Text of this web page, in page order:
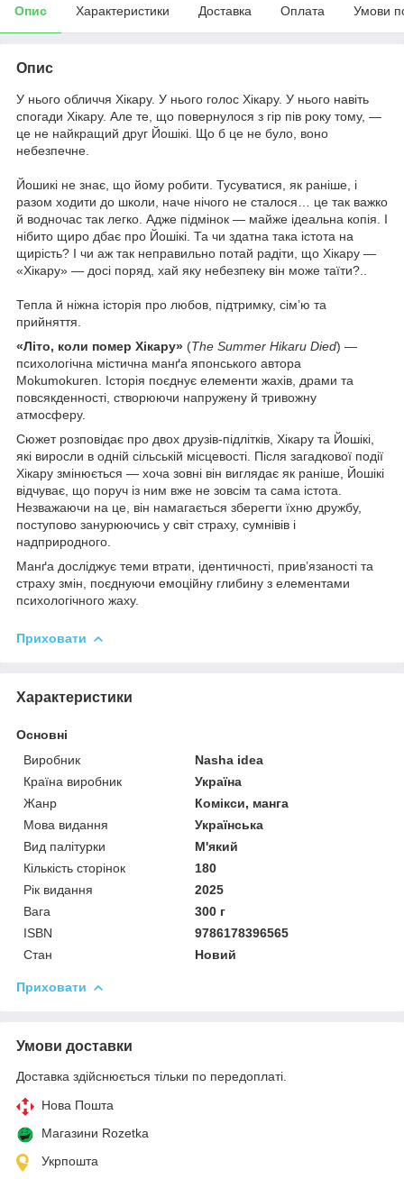
Опис Характеристики Доставка Оплата Умови
Опис
У нього обличчя Хікару. У нього голос Хікару. У нього навіть
спогади Хікару. Але те, що повернулося з гір пів року тому, —
це не найкращий друг Йошікі. Що б це не було, воно
небезпечне.
Йошикі не знає, що йому робити. Тусуватися, як раніше, і
разом ходити до школи, наче нічого не сталося… це так важко
й водночас так легко. Адже підмінок — майже ідеальна копія. І
нібито щиро дбає про Йошікі. Та чи здатна така істота на
щирість? І чи аж так неправильно потай радіти, що Хікару —
«Хікару» — досі поряд, хай яку небезпеку він може таїти?..
Тепла й ніжна історія про любов, підтримку, сім’ю та
прийняття.
«Літо, коли помер Хікару» (The Summer Hikaru Died) —
психологічна містична манґа японського автора
Mokumokuren. Історія поєднує елементи жахів, драми та
повсякденності, створюючи напружену й тривожну
атмосферу.
Сюжет розповідає про двох друзів-підлітків, Хікару та Йошікі,
які виросли в одній сільській місцевості. Після загадкової події
Хікару змінюється — хоча зовні він виглядає як раніше, Йошікі
відчуває, що поруч із ним вже не зовсім та сама істота.
Незважаючи на це, він намагається зберегти їхню дружбу,
поступово занурюючись у світ страху, сумнівів і
надприродного.
Манґа досліджує теми втрати, ідентичності, прив’язаності та
страху змін, поєднуючи емоційну глибину з елементами
психологічного жаху.
Приховати
Характеристики
Основні
Виробник
Nasha idea
Країна виробник
Україна
Жанр
Комікси, манга
Мова видання
Українська
Вид палітурки
М'який
Кількість сторінок
180
Рік видання
2025
Вага
300 г
ISBN
9786178396565
Стан
Новий
Приховати
Умови доставки
Доставка здійснюється тільки по передоплаті.
Нова Пошта
Магазини Rozetka
Укрпошта